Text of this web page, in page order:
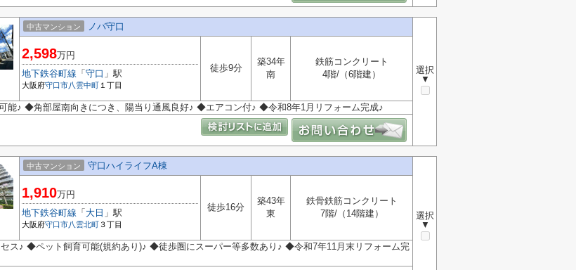
中古マンション ノバ守口
選択
▼
2,598万円
地下鉄谷町線 「 守口 」駅
大阪府守口市八雲中町 １丁目
徒歩9分
築34年
南
鉄筋コンクリート
4階/（6階建）
能♪ ◆角部屋南向きにつき、陽当り通風良好♪ ◆エアコン付♪ ◆令和8年1月リフォーム完成♪
中古マンション 守口ハイライフA棟
選択
▼
1,910万円
地下鉄谷町線 「 大日 」駅
大阪府守口市八雲北町 ３丁目
徒歩16分
築43年
東
鉄骨鉄筋コンクリート
7階/（14階建）
ス♪ ◆ペット飼育可能(規約あり)♪ ◆徒歩圏にスーパー等多数あり♪ ◆令和7年11月末リフォーム完